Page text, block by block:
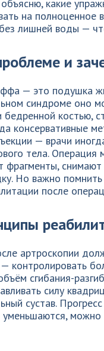
какие
на полноценное
лишней воды —
и
— это подушка
синдроме оно
костью,
консервативные
— врачи
тела. Операция
фрагменты,
Но важно
после
артроскопии
контролировать
сгибания-
силу
сустав.
уменьшаются,